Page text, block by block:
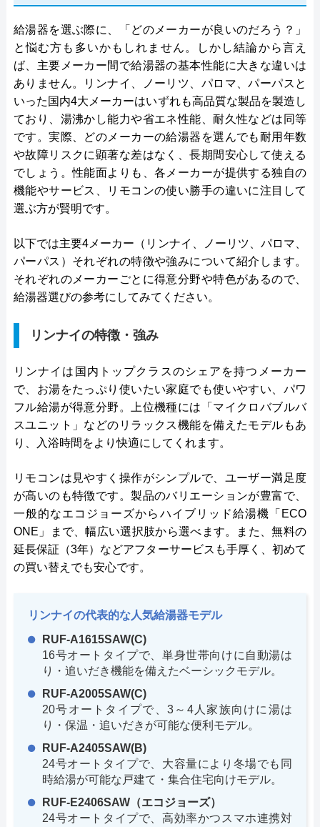
給湯器を選ぶ際に、「どのメーカーが良いのだろう？」
と悩む方も多いかもしれません。しかし結論から言え
ば、主要メーカー間で給湯器の基本性能に大きな違いは
ありません。リンナイ、ノーリツ、パロマ、パーパスと
いった国内4大メーカーはいずれも高品質な製品を製造し
ており、湯沸かし能力や省エネ性能、耐久性などは同等
です。実際、どのメーカーの給湯器を選んでも耐用年数
や故障リスクに顕著な差はなく、長期間安心して使える
でしょう。性能面よりも、各メーカーが提供する独自の
機能やサービス、リモコンの使い勝手の違いに注目して
選ぶ方が賢明です。
以下では主要4メーカー（リンナイ、ノーリツ、パロマ、
パーパス）それぞれの特徴や強みについて紹介します。
それぞれのメーカーごとに得意分野や特色があるので、
給湯器選びの参考にしてみてください。
リンナイの特徴・強み
リンナイは国内トップクラスのシェアを持つメーカー
で、お湯をたっぷり使いたい家庭でも使いやすい、パワ
フル給湯が得意分野。上位機種には「マイクロバブルバ
スユニット」などのリラックス機能を備えたモデルもあ
り、入浴時間をより快適にしてくれます。
リモコンは見やすく操作がシンプルで、ユーザー満足度
が高いのも特徴です。製品のバリエーションが豊富で、
一般的なエコジョーズからハイブリッド給湯機「ECO
ONE」まで、幅広い選択肢から選べます。また、無料の
延長保証（3年）などアフターサービスも手厚く、初めて
の買い替えでも安心です。
リンナイの代表的な人気給湯器モデル
RUF-A1615SAW(C)
16号オートタイプで、単身世帯向けに自動湯は
り・追いだき機能を備えたベーシックモデル。
RUF-A2005SAW(C)
20号オートタイプで、3～4人家族向けに湯は
り・保温・追いだきが可能な便利モデル。
RUF-A2405SAW(B)
24号オートタイプで、大容量により冬場でも同
時給湯が可能な戸建て・集合住宅向けモデル。
RUF-E2406SAW（エコジョーズ）
24号オートタイプで、高効率かつスマホ連携対